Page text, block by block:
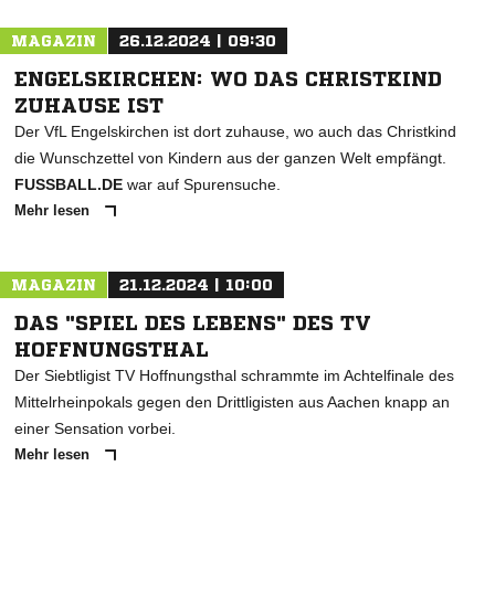
MAGAZIN 26.12.2024 | 09:30
ENGELSKIRCHEN: WO DAS CHRISTKIND
ZUHAUSE IST
Der VfL Engelskirchen ist dort zuhause, wo auch das Christkind
die Wunschzettel von Kindern aus der ganzen Welt empfängt.
FUSSBALL.DE war auf Spurensuche.
Mehr lesen
MAGAZIN 21.12.2024 | 10:00
DAS "SPIEL DES LEBENS" DES TV
HOFFNUNGSTHAL
Der Siebtligist TV Hoffnungsthal schrammte im Achtelfinale des
Mittelrheinpokals gegen den Drittligisten aus Aachen knapp an
einer Sensation vorbei.
Mehr lesen